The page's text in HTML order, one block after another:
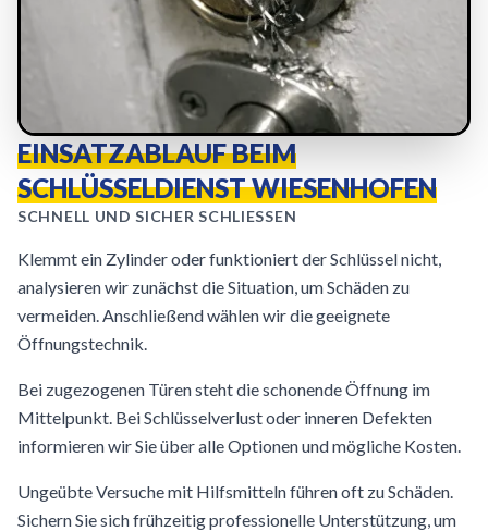
EINSATZABLAUF BEIM
SCHLÜSSELDIENST WIESENHOFEN
SCHNELL UND SICHER SCHLIESSEN
Klemmt ein Zylinder oder funktioniert der Schlüssel nicht,
analysieren wir zunächst die Situation, um Schäden zu
vermeiden. Anschließend wählen wir die geeignete
Öffnungstechnik.
Bei zugezogenen Türen steht die schonende Öffnung im
Mittelpunkt. Bei Schlüsselverlust oder inneren Defekten
informieren wir Sie über alle Optionen und mögliche Kosten.
Ungeübte Versuche mit Hilfsmitteln führen oft zu Schäden.
Sichern Sie sich frühzeitig professionelle Unterstützung, um